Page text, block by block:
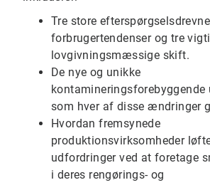
Tre store efterspørgselsdrevne
forbrugertendenser og tre
lovgivningsmæssige skift.
De nye og unikke
kontamineringsforebyggende
som hver af disse ændringer
Hvordan fremsynede
produktionsvirksomheder
udfordringer ved at foretage
i deres rengørings- og